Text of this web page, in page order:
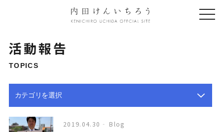
活動報告
TOPICS
2019.04.30 Blog